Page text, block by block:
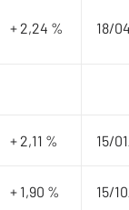
+ 2,24 % ​18/
+ 2,11 % ​15/
+ 1,90 % ​15/